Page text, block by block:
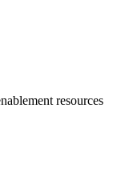
resources